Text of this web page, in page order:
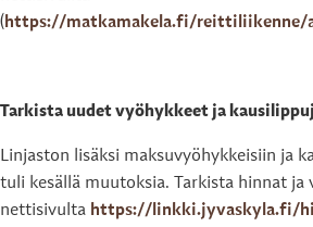
( https://matkamakela.fi/reittiliikenne/
Tarkista uudet vyöhykkeet ja
Linjaston lisäksi maksuvyöhykkeisiin ja
tuli kesällä muutoksia. Tarkista hinnat ja
nettisivulta https://linkki.jyvaskyla.fi/